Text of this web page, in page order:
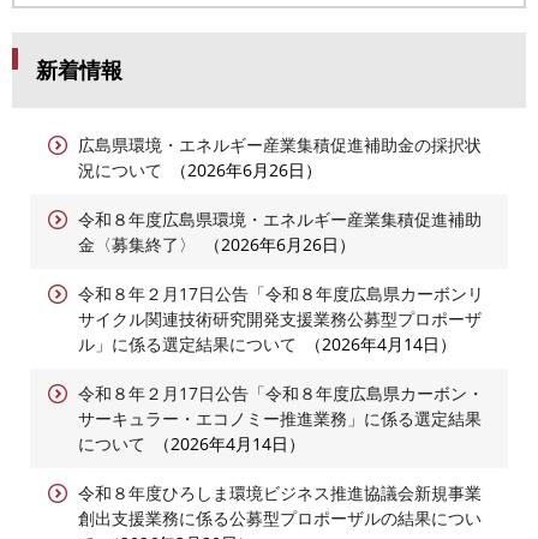
新着情報
広島県環境・エネルギー産業集積促進補助金の採択状
況について
2026年6月26日
令和８年度広島県環境・エネルギー産業集積促進補助
金〈募集終了〉
2026年6月26日
令和８年２月17日公告「令和８年度広島県カーボンリ
サイクル関連技術研究開発支援業務公募型プロポーザ
ル」に係る選定結果について
2026年4月14日
令和８年２月17日公告「令和８年度広島県カーボン・
サーキュラー・エコノミー推進業務」に係る選定結果
について
2026年4月14日
令和８年度ひろしま環境ビジネス推進協議会新規事業
創出支援業務に係る公募型プロポーザルの結果につい